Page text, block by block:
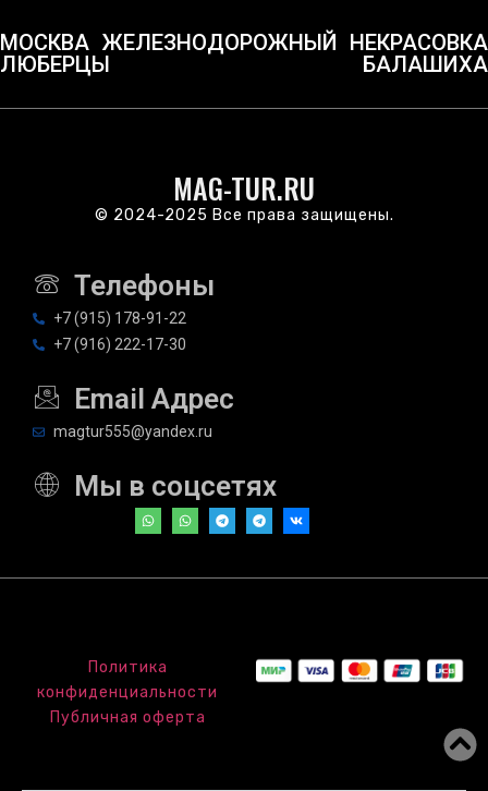
МОСКВА ЖЕЛЕЗНОДОРОЖНЫЙ НЕКРАСОВКА
ЛЮБЕРЦЫ
БАЛАШИХА
MAG-TUR.RU
© 2024-2025 Все права защищены.
Телефоны
+7 (915) 178-91-22
+7 (916) 222-17-30
Email Адрес
magtur555@yandex.ru
Мы в соцсетях
Политика
конфиденциальности
Публичная оферта